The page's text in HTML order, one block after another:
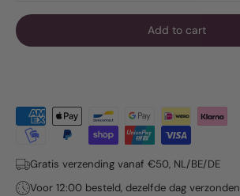
Add to cart
Gratis verzending vanaf €50, NL/BE/DE
Voor 12:00 besteld, dezelfde dag verzonden